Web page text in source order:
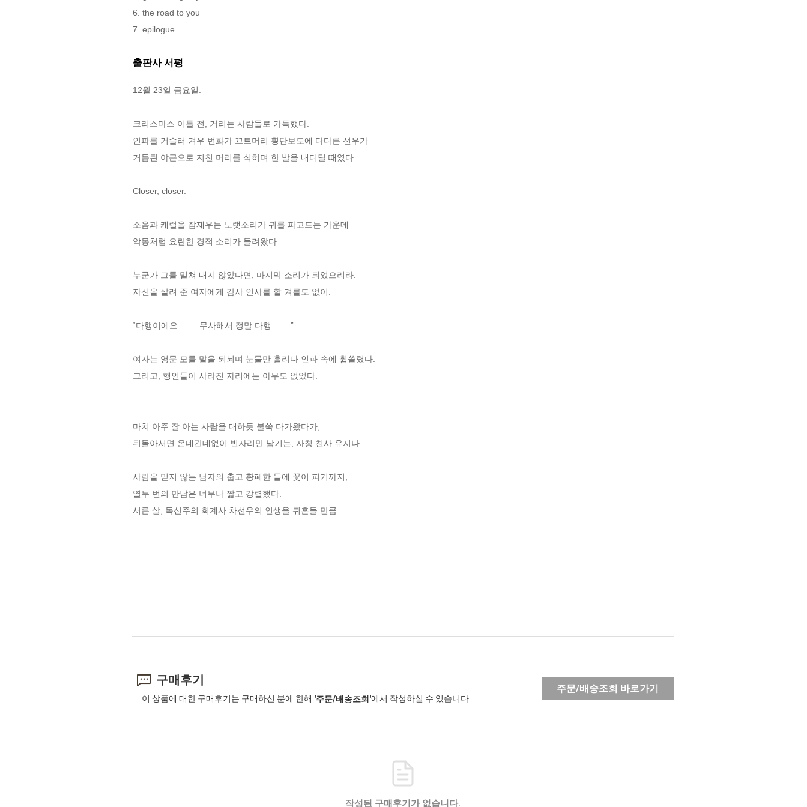
6. the road to you
7. epilogue
출판사 서평
12월 23일 금요일.
크리스마스 이틀 전, 거리는 사람들로 가득했다.
인파를 거슬러 겨우 번화가 끄트머리 횡단보도에 다다른 선우가
거듭된 야근으로 지친 머리를 식히며 한 발을 내디딜 때였다.
Closer, closer.
소음과 캐럴을 잠재우는 노랫소리가 귀를 파고드는 가운데
악몽처럼 요란한 경적 소리가 들려왔다.
누군가 그를 밀쳐 내지 않았다면, 마지막 소리가 되었으리라.
자신을 살려 준 여자에게 감사 인사를 할 겨를도 없이.
“다행이에요……. 무사해서 정말 다행…….”
여자는 영문 모를 말을 되뇌며 눈물만 흘리다 인파 속에 휩쓸렸다.
그리고, 행인들이 사라진 자리에는 아무도 없었다.
마치 아주 잘 아는 사람을 대하듯 불쑥 다가왔다가,
뒤돌아서면 온데간데없이 빈자리만 남기는, 자칭 천사 유지나.
사람을 믿지 않는 남자의 춥고 황폐한 들에 꽃이 피기까지,
열두 번의 만남은 너무나 짧고 강렬했다.
서른 살, 독신주의 회계사 차선우의 인생을 뒤흔들 만큼.
구매후기
이 상품에 대한 구매후기는 구매하신 분에 한해 '주문/배송조회'에서 작성하실 수 있습니다.
주문/배송조회 바로가기
작성된 구매후기가 없습니다.